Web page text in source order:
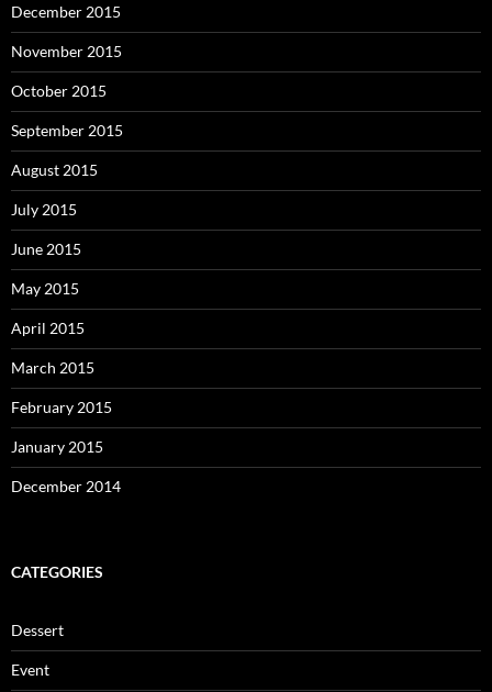
December 2015
November 2015
October 2015
September 2015
August 2015
July 2015
June 2015
May 2015
April 2015
March 2015
February 2015
January 2015
December 2014
CATEGORIES
Dessert
Event